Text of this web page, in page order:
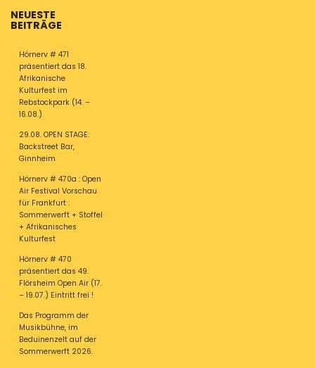
NEUESTE
BEITRÄGE
Hörnerv # 471
präsentiert das 18.
Afrikanische
Kulturfest im
Rebstockpark (14. –
16.08.)
29.08. OPEN STAGE:
Backstreet Bar,
Ginnheim
Hörnerv # 470a : Open
Air Festival Vorschau
für Frankfurt :
Sommerwerft + Stoffel
+ Afrikanisches
Kulturfest
Hörnerv # 470
präsentiert das 49.
Flörsheim Open Air (17.
– 19.07.) Eintritt frei !
Das Programm der
Musikbühne, im
Beduinenzelt auf der
Sommerwerft 2026.